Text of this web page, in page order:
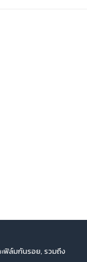
ฟิล์มกันรอย, รวมถึง